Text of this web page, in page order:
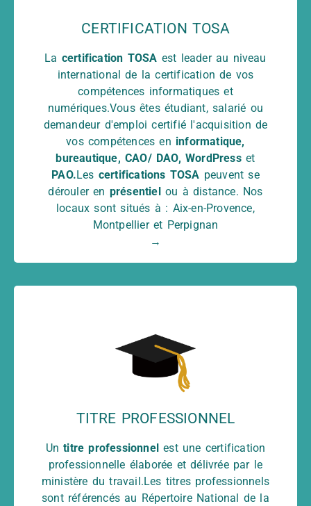
CERTIFICATION TOSA
La certification TOSA est leader au niveau
international de la certification de vos
compétences informatiques et
numériques.Vous êtes étudiant, salarié ou
demandeur d'emploi certifié l'acquisition de
vos compétences en informatique,
bureautique, CAO/ DAO, WordPresset
PAO.Les certifications TOSA peuvent se
dérouler en présentielou à distance. Nos
locaux sont situés à : Aix-en-Provence,
Montpellier et Perpignan
→
: 40% - TOSA InDesign : 60% - TOSA
TOSA Excel : 50%
Année 2023 : 83,33% pour 48
certifications
- TOSA AutoCAD : 88,24% - TOSA Photoshop
: 50% - TOSA InDesign : 50% - TOSA
WordPress : 66,67% - TOSA Excel : 66,67% -
TOSA Word : 66,67%
Année 2024 : 61,05% pour 153
certifications
- TOSA AutoCAD : 78,26% - TOSA Photoshop
: 50% - TOSA InDesign : 28,57% - TOSA
WordPress : 57,14% - TOSA Excel : 50% -
TOSA Word : 75%
TITRE PROFESSIONNEL
Untitre professionnel est une certification
professionnelle élaborée et délivrée par le
ministère du travail.Les titres professionnels
sont référencés au Répertoire National de la
titre professionnel
s'adresse à toutes
personnes souhaitant
compétences professionnelles
.Que vous
privé ou en recherche d'emploi vous avez la
possibilité d'intégrer un titre professionnel et
n'attendez plus pour apprendre le métier qu'il
vous plaît !